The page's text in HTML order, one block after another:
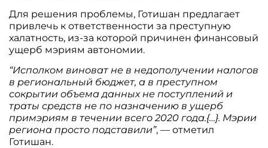
Для решения проблемы, Готишан предлагает
привлечь к ответственности за преступную
халатность, из-за которой причинен финансовый
ущерб мэриям автономии.
“Исполком виноват не в недополучении налогов
в региональный бюджет, а в преступном
сокрытии объема данных не поступлений и
траты средств не по назначению в ущерб
примэриям в течении всего 2020 года.{…}. Мэрии
региона просто подставили”, — отметил
Готишан.